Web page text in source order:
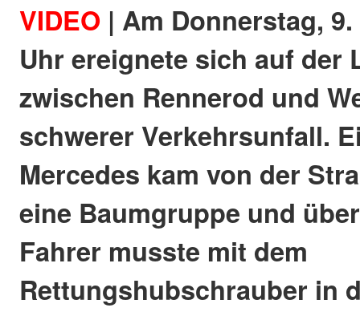
VIDEO | Am Donnerstag,
Uhr ereignete sich auf der
zwischen Rennerod und
schwerer Verkehrsunfall.
Mercedes kam von der
eine Baumgruppe und
Fahrer musste mit dem
Rettungshubschrauber in